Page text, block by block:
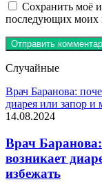
Сохранить моё
последующих моих
Случайные
Врач Баранова:
диарея или запор и
14.08.2024
Врач Баранова:
возникает
избежать